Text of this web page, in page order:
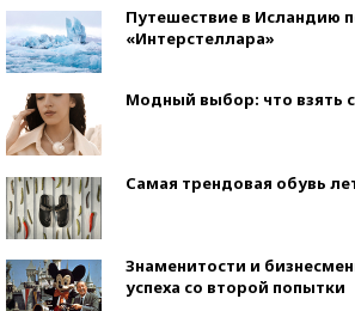
Путешествие в Исландию
«Интерстеллара»
Модный выбор: что взять
Самая трендовая обувь
Знаменитости и
успеха со второй попытки